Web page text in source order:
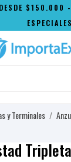
$150.000 -
y Terminales